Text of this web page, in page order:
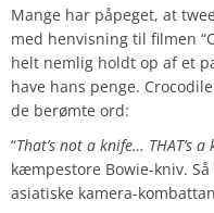
Mange har påpeget, at
med henvisning til filmen
helt nemlig holdt op af et
have hans penge.
de berømte ord:
“That’s not a knife… THAT’s a
kæmpestore Bowie-kniv.
asiatiske kamera-